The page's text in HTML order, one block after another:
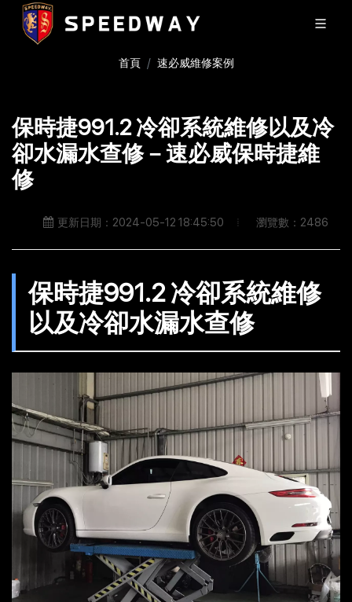
首頁 速必威維修案例
保時捷991.2 冷卻系統維修以及冷
卻水漏水查修－速必威保時捷維
修
更新日期：2024-05-12 18:45:50 瀏覽數：2486
保時捷991.2 冷卻系統維修
以及冷卻水漏水查修